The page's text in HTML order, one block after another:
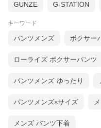
「送料無料」商品は上記の価
GUNZE G-STATION
キーワード
パンツメンズ ボクサー
ローライズ ボクサーパンツ
パンツメンズ ゆったり
パンツメンズsサイズ
メンズ パンツ下着